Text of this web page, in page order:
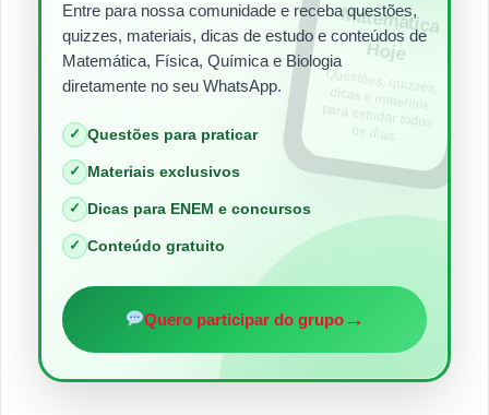
Entre para nossa comunidade e receba questões,
quizzes, materiais, dicas de estudo e conteúdos de
Matemática, Física, Química e Biologia
diretamente no seu WhatsApp.
✓ Questões para praticar
✓ Materiais exclusivos
✓ Dicas para ENEM e concursos
✓ Conteúdo gratuito
Quero participar do grupo→
Matem
ática
Hoje
Questões, quizzes,
dicas e materiais
para estudar todos
os dias.